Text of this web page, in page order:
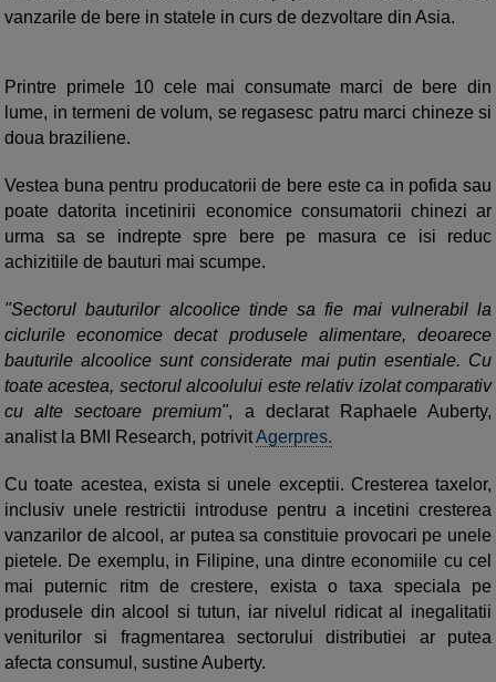
vanzarile de bere in statele in curs de dezvoltare din Asia.
Printre primele 10 cele mai consumate marci de bere din
lume, in termeni de volum, se regasesc patru marci chineze si
doua braziliene.
Vestea buna pentru producatorii de bere este ca in pofida sau
poate datorita incetinirii economice consumatorii chinezi ar
urma sa se indrepte spre bere pe masura ce isi reduc
achizitiile de bauturi mai scumpe.
"Sectorul bauturilor alcoolice tinde sa fie mai vulnerabil la
ciclurile economice decat produsele alimentare, deoarece
bauturile alcoolice sunt considerate mai putin esentiale. Cu
toate acestea, sectorul alcoolului este relativ izolat comparativ
cu alte sectoare premium", a declarat Raphaele Auberty,
analist la BMI Research, potrivitAgerpres.
Cu toate acestea, exista si unele exceptii. Cresterea taxelor,
inclusiv unele restrictii introduse pentru a incetini cresterea
vanzarilor de alcool, ar putea sa constituie provocari pe unele
pietele. De exemplu, in Filipine, una dintre economiile cu cel
mai puternic ritm de crestere, exista o taxa speciala pe
produsele din alcool si tutun, iar nivelul ridicat al inegalitatii
veniturilor si fragmentarea sectorului distributiei ar putea
afecta consumul, sustine Auberty.